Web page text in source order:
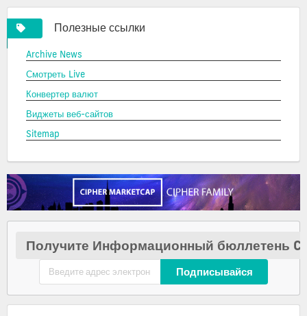
Полезные ссылки
Archive News
Смотреть Live
Конвертер валют
Виджеты веб-сайтов
Sitemap
Получите Информационный бюллетень
Подписывайся